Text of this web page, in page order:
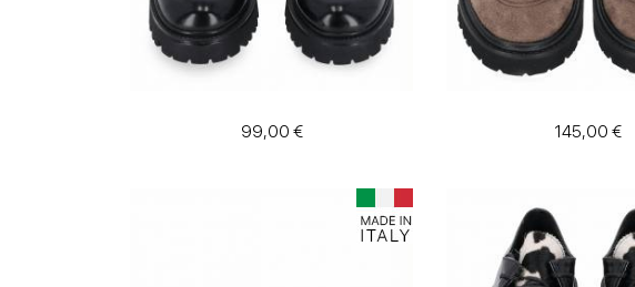
99,00 € 145,00 €